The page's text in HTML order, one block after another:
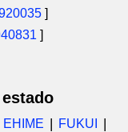
]
]
EHIME
FUKUI